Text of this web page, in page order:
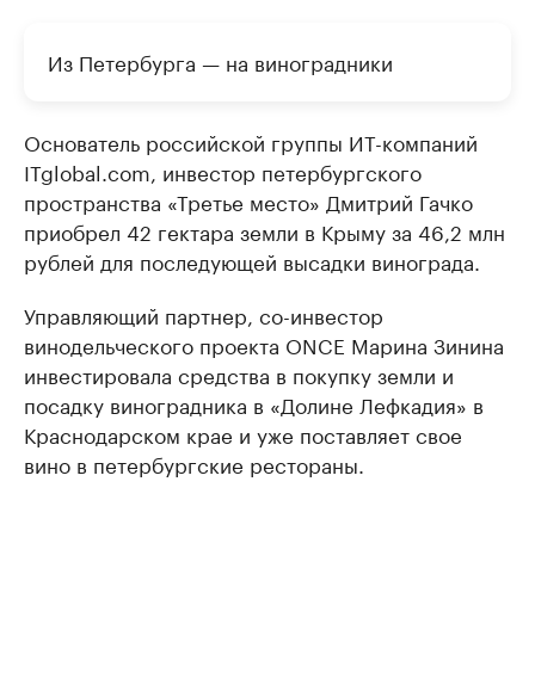
Из Петербурга — на виноградники
Основатель российской группы ИТ-компаний
ITglobal.com, инвестор петербургского
пространства «Третье место» Дмитрий Гачко
приобрел 42 гектара земли в Крыму за 46,2 млн
рублей для последующей высадки винограда.
Управляющий партнер, со-инвестор
винодельческого проекта ONCE Марина Зинина
инвестировала средства в покупку земли и
посадку виноградника в «Долине Лефкадия» в
Краснодарском крае и уже поставляет свое
вино в петербургские рестораны.